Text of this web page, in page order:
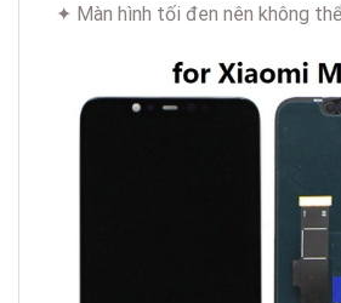
✦ Màn hình tối đen nên không